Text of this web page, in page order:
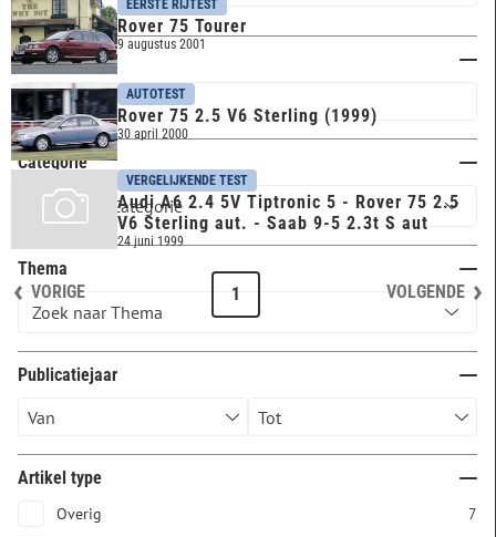
Trefwoord
Categorie
Thema
Publicatiejaar
Artikel type
Overig
7
EERSTE RIJTEST
Rover 75 Tourer
9 augustus 2001
AUTOTEST
Rover 75 2.5 V6 Sterling (1999)
30 april 2000
VERGELIJKENDE TEST
Audi A6 2.4 5V Tiptronic 5 - Rover 75 2.5
V6 Sterling aut. - Saab 9-5 2.3t S aut
24 juni 1999
VORIGE VOLGENDE
1